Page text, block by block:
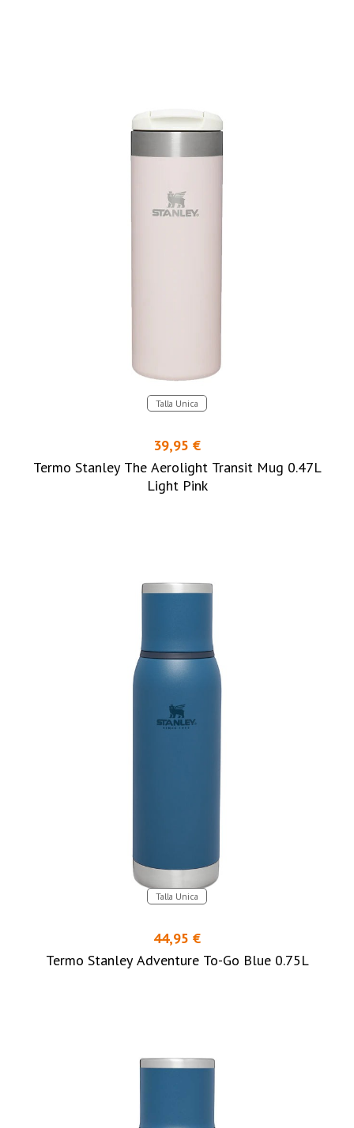
Talla Unica
39,95 €
Termo Stanley The Aerolight Transit Mug 0.47L
Light Pink
Talla Unica
44,95 €
Termo Stanley Adventure To-Go Blue 0.75L